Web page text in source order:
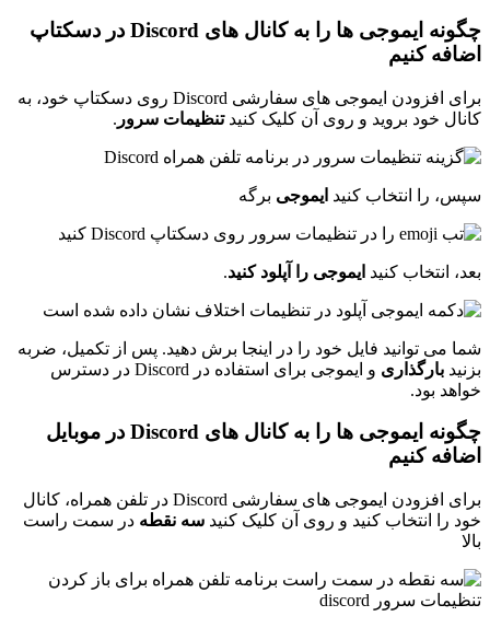
چگونه ایموجی ها را به کانال های Discord در دسکتاپ
اضافه کنیم
برای افزودن ایموجی های سفارشی Discord روی دسکتاپ خود، به
کانال خود بروید و روی آن کلیک کنیدتنظیمات سرور .
سپس، را انتخاب کنید ایموجی برگه
بعد، انتخاب کنید ایموجی را آپلود کنید.
شما می توانید فایل خود را در اینجا برش دهید. پس از تکمیل، ضربه
بزنید بارگذاری
و ایموجی برای استفاده در Discord در دسترس
خواهد بود.
چگونه ایموجی ها را به کانال های Discord در موبایل
اضافه کنیم
برای افزودن ایموجی های سفارشی Discord در تلفن همراه، کانال
خود را انتخاب کنید و روی آن کلیک کنید سه نقطه در سمت راست
بالا